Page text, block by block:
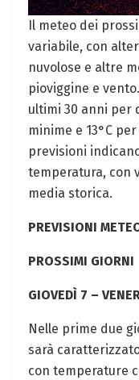
Il meteo dei
variabile, con
nuvolose e altre
pioviggine e
ultimi 30 anni per
minime e 13°C
previsioni
temperatura, con
media storica.
PREVISIONI
PROSSIMI GIORNI
GIOVEDÌ 7 –
Nelle prime due
sarà
con temperature